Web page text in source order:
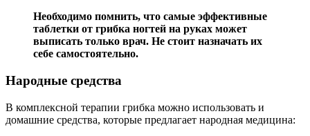
Необходимо помнить, что самые эффективные
таблетки от грибка ногтей на руках может
выписать только врач. Не стоит назначать их
себе самостоятельно.
Народные средства
В комплексной терапии грибка можно использовать и
домашние средства, которые предлагает народная медицина: